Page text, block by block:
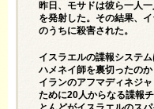
昨日、モサドは彼ら一人
を発射した。その結果、
のうちに殺害された。
イスラエルの諜報システ
ハメネイ師を裏切ったの
イランのアフマディネジ
ために20人からなる諜報